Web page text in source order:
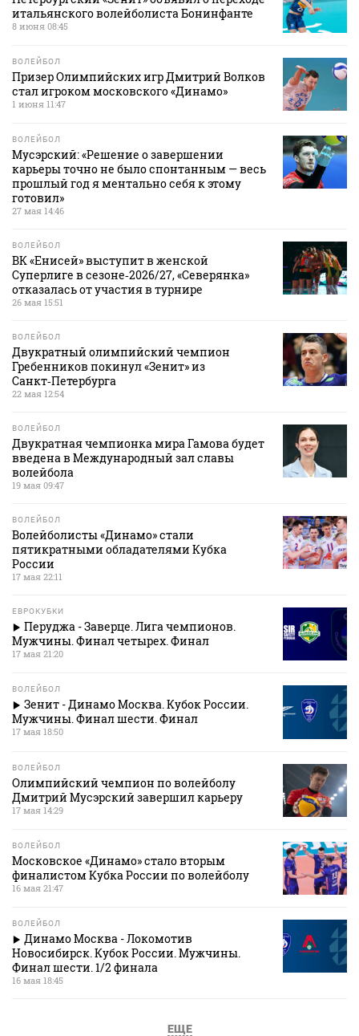
итальянского волейболиста Бонинфанте
8 июня 08:45
ВОЛЕЙБОЛ
Призер Олимпийских игр Дмитрий Волков
стал игроком московского «Динамо»
1 июня 11:47
ВОЛЕЙБОЛ
Мусэрский: «Решение о завершении
карьеры точно не было спонтанным — весь
прошлый год я ментально себя к этому
готовил»
27 мая 14:46
ВОЛЕЙБОЛ
ВК «Енисей» выступит в женской
Суперлиге в сезоне‑2026/27, «Северянка»
отказалась от участия в турнире
26 мая 15:51
ВОЛЕЙБОЛ
Двукратный олимпийский чемпион
Гребенников покинул «Зенит» из
Санкт‑Петербурга
22 мая 12:54
ВОЛЕЙБОЛ
Двукратная чемпионка мира Гамова будет
введена в Международный зал славы
волейбола
19 мая 09:47
ВОЛЕЙБОЛ
Волейболисты «Динамо» стали
пятикратными обладателями Кубка
России
17 мая 22:11
ЕВРОКУБКИ
Перуджа - Заверце. Лига чемпионов.
Мужчины. Финал четырех. Финал
17 мая 21:20
ВОЛЕЙБОЛ
Зенит - Динамо Москва. Кубок России.
Мужчины. Финал шести. Финал
17 мая 18:50
ВОЛЕЙБОЛ
Олимпийский чемпион по волейболу
Дмитрий Мусэрский завершил карьеру
17 мая 14:29
ВОЛЕЙБОЛ
Московское «Динамо» стало вторым
финалистом Кубка России по волейболу
16 мая 21:47
ВОЛЕЙБОЛ
Динамо Москва - Локомотив
Новосибирск. Кубок России. Мужчины.
Финал шести. 1/2 финала
16 мая 18:45
ЕЩЕ